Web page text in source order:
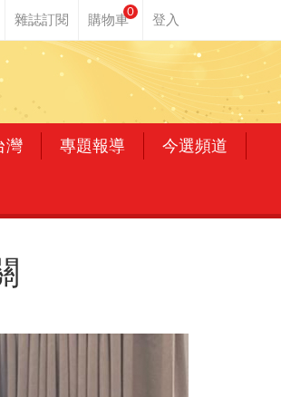
0
灣 專題報導 今選頻道